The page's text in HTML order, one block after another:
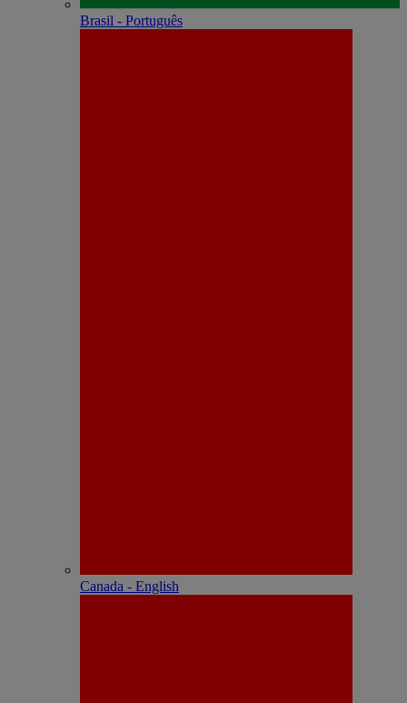
Brasil - Português
Canada - English